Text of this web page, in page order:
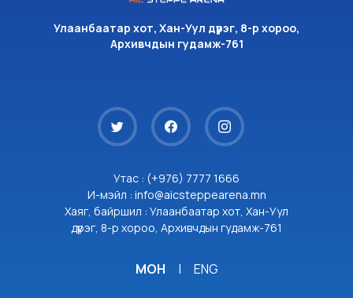
Улаанбаатар хот, Хан-Уул дүүрэг, 8-р хороо,
Архивчдын гудамж-761
Утас : (+976) 7777 1666
И-мэйл : info@aicsteppearena.mn
Хаяг, байршил : Улаанбаатар хот, Хан-Уул
дүүрэг, 8-р хороо, Архивчдын гудамж-761
МОН | ENG